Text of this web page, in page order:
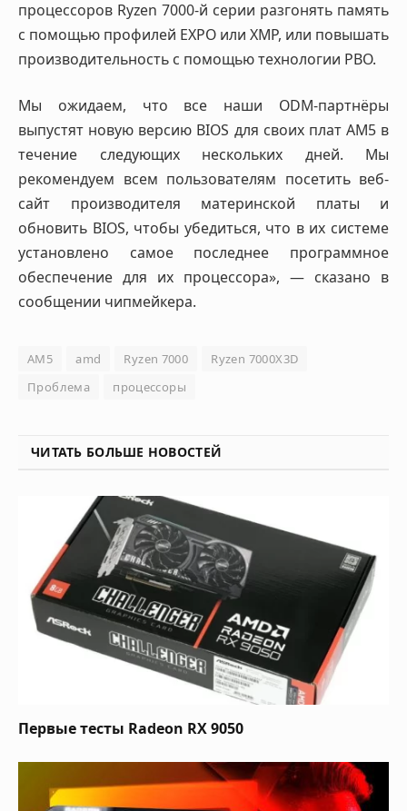
процессоров Ryzen 7000-й серии разгонять память
с помощью профилей EXPO или XMP, или повышать
производительность с помощью технологии PBO.
Мы ожидаем, что все наши ODM-партнёры
выпустят новую версию BIOS для своих плат AM5 в
течение следующих нескольких дней. Мы
рекомендуем всем пользователям посетить веб-
сайт производителя материнской платы и
обновить BIOS, чтобы убедиться, что в их системе
установлено самое последнее программное
обеспечение для их процессора», — сказано в
сообщении чипмейкера.
AM5 amd Ryzen 7000
Ryzen 7000X3D
Проблема
процессоры
ЧИТАТЬ БОЛЬШЕ НОВОСТЕЙ
Первые тесты Radeon RX 9050